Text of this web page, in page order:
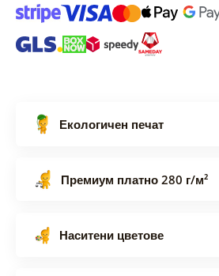
Екологичен печат
Премиум платно 280 г/м²
Наситени цветове